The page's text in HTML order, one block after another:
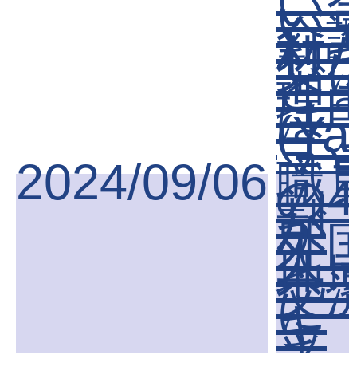
い
介
材
梨
ど
理
は
ニ
ス)
2024/09/06職
の4
割
が
外
地
交
に
キ
ッ
チ